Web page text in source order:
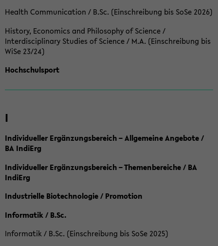
Health Communication / B.Sc. (Einschreibung bis SoSe 2026)
History, Economics and Philosophy of Science /
Interdisciplinary Studies of Science / M.A. (Einschreibung bis
WiSe 23/24)
Hochschulsport
I
Individueller Ergänzungsbereich – Allgemeine Angebote /
BA IndiErg
Individueller Ergänzungsbereich – Themenbereiche / BA
IndiErg
Industrielle Biotechnologie / Promotion
Informatik / B.Sc.
Informatik / B.Sc. (Einschreibung bis SoSe 2025)